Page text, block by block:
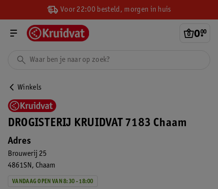
Voor 22:00 besteld, morgen in huis
0.
00
Winkels
DROGISTERIJ KRUIDVAT 7183 Chaam
Adres
Brouwerij 25
4861SN
Chaam
VANDAAG OPEN VAN 8:30 - 18:00